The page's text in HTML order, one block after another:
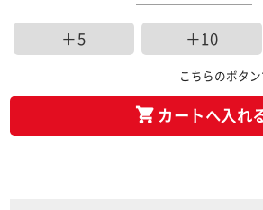
＋5 ＋10
こちらのボタ
カートへ入れ